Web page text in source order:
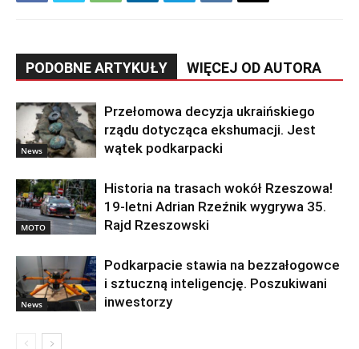
PODOBNE ARTYKUŁY WIĘCEJ OD AUTORA
News
Przełomowa decyzja ukraińskiego
rządu dotycząca ekshumacji. Jest
wątek podkarpacki
MOTO
Historia na trasach wokół Rzeszowa!
19-letni Adrian Rzeźnik wygrywa 35.
Rajd Rzeszowski
News
Podkarpacie stawia na bezzałogowce
i sztuczną inteligencję. Poszukiwani
inwestorzy